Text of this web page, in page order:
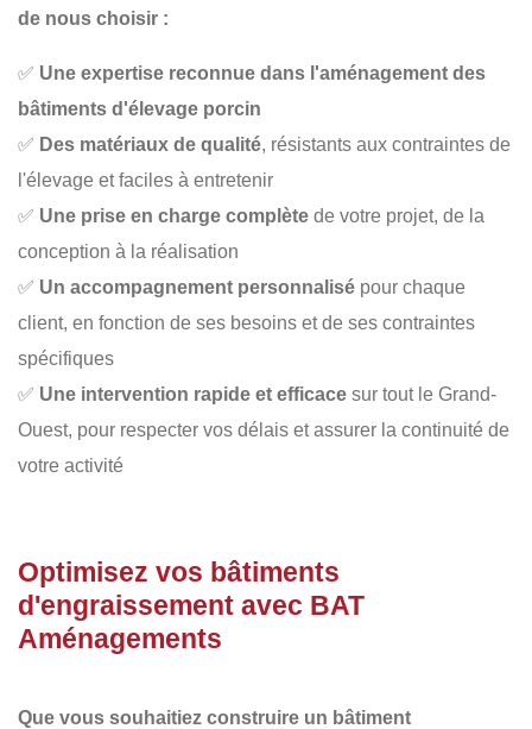
de nous choisir :
✅ Une expertise reconnue dans l'aménagement des
bâtiments d'élevage porcin
✅ Des matériaux de qualité, résistants aux contraintes de
l'élevage et faciles à entretenir
✅ Une prise en charge complète de votre projet, de la
conception à la réalisation
✅ Un accompagnement personnalisé pour chaque
client, en fonction de ses besoins et de ses contraintes
spécifiques
✅ Une intervention rapide et efficace sur tout le Grand-
Ouest, pour respecter vos délais et assurer la continuité de
votre activité
Optimisez vos bâtiments
d'engraissement avec BAT
Aménagements
Que vous souhaitiez construire un bâtiment